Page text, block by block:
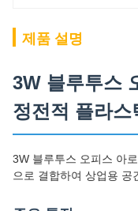
제품 설명
3W 블루투스
정전적 플라
3W 블루투스 오피스 아
으로 결합하여 상업용 공